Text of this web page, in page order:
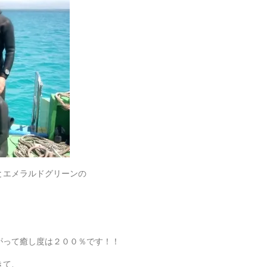
メラルドグリーンの
て癒し度は２００％です！！
、